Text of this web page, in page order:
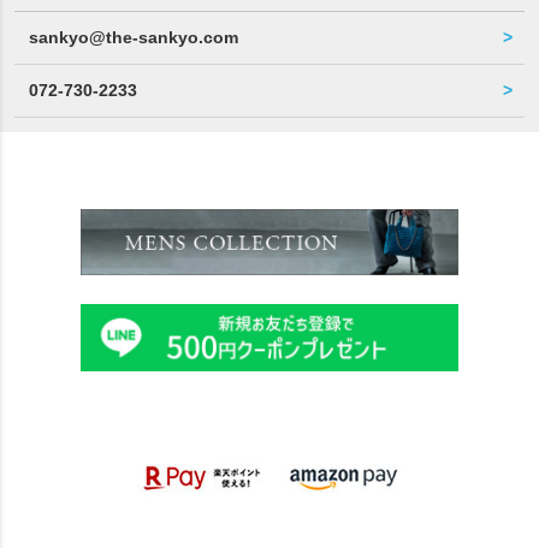
sankyo@the-sankyo.com
072-730-2233